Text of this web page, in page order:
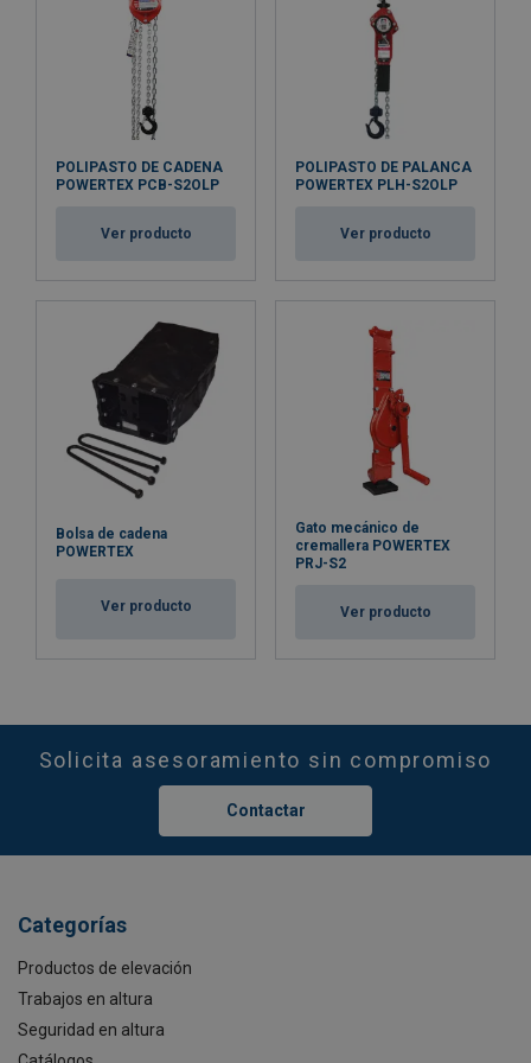
Marcado:
Rango de temperatura:
Coeficiente de seguridad:
POLIPASTO DE CADENA
POWERTEX PCB-S2OLP
Ver producto
POLIPASTO DE PALANCA
POWERTEX PLH-S2OLP
Ver producto
Bolsa de cadena
POWERTEX
Ver producto
Gato mecánico de
cremallera POWERTEX
PRJ-S2
Ver producto
Solicita asesoramiento sin compromiso
Contactar
Categorías
Productos de elevación
Trabajos en altura
Seguridad en altura